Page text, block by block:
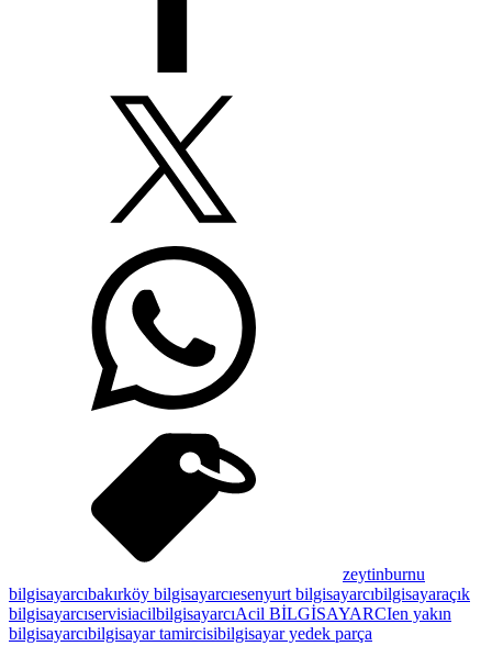
zeytinburnu
bilgisayarcıbakırköy bilgisayarcıesenyurt bilgisayarcıbilgisayaraçık
bilgisayarcıservisiacilbilgisayarcıAcil BİLGİSAYARCIen yakın
bilgisayarcıbilgisayar tamircisibilgisayar yedek parça